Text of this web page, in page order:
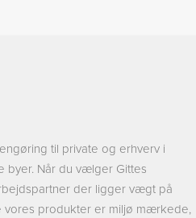
til private og erhverv i
byer. Når du vælger Gittes
der ligger vægt på
vores produkter er miljø mærkede,